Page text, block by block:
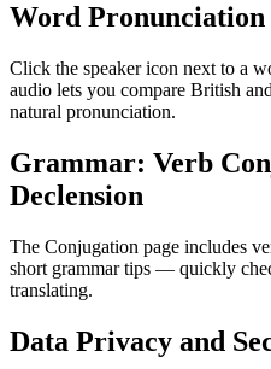
Word Pronunciation
Click the speaker icon next to a
audio lets you compare British
natural pronunciation.
Grammar: Verb
Declension
The Conjugation page includes
short grammar tips — quickly
translating.
Data Privacy and